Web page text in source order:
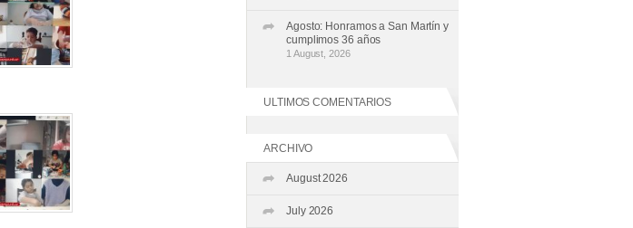
Agosto: Honramos a San Martín y
cumplimos 36 años
1 August, 2026
ULTIMOS COMENTARIOS
ARCHIVO
August 2026
July 2026